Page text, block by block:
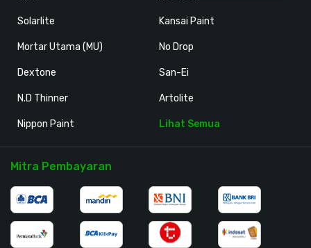
Solarlite
Mortar Utama (MU)
Dextone
N.D Thinner
Nippon Paint
Kansai Paint
No Drop
San-Ei
Artolite
Lihat Semua
Mitra Pembayaran